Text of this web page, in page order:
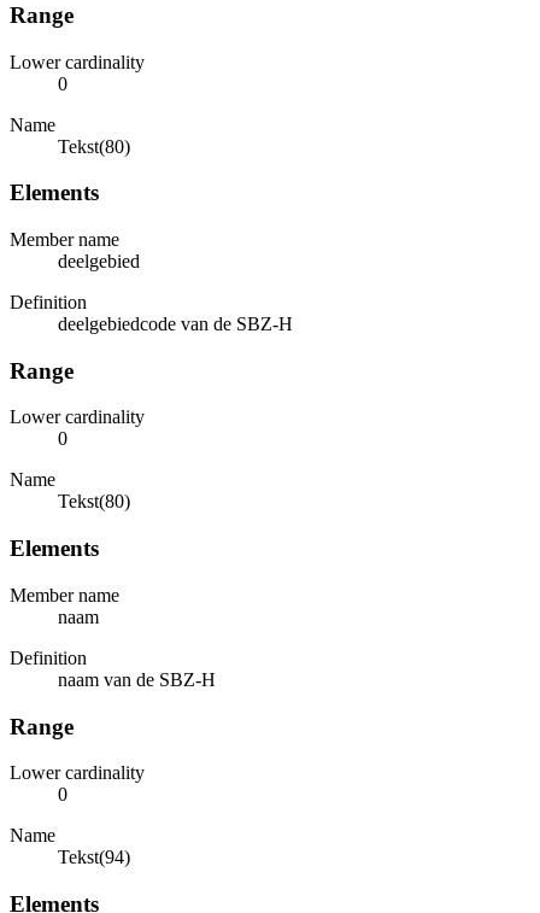
Range
Lower cardinality
0
Name
Tekst(80)
Elements
Member name
deelgebied
Definition
deelgebiedcode van de SBZ-H
Range
Lower cardinality
0
Name
Tekst(80)
Elements
Member name
naam
Definition
naam van de SBZ-H
Range
Lower cardinality
0
Name
Tekst(94)
Elements